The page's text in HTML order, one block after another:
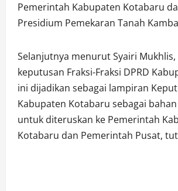
Pemerintah Kabupaten Kotabaru
Presidium Pemekaran Tanah
Selanjutnya menurut Syairi Mukhlis,
keputusan Fraksi-Fraksi DPRD
ini dijadikan sebagai lampiran
Kabupaten Kotabaru sebagai
untuk diteruskan ke Pemerintah
Kotabaru dan Pemerintah Pusat,